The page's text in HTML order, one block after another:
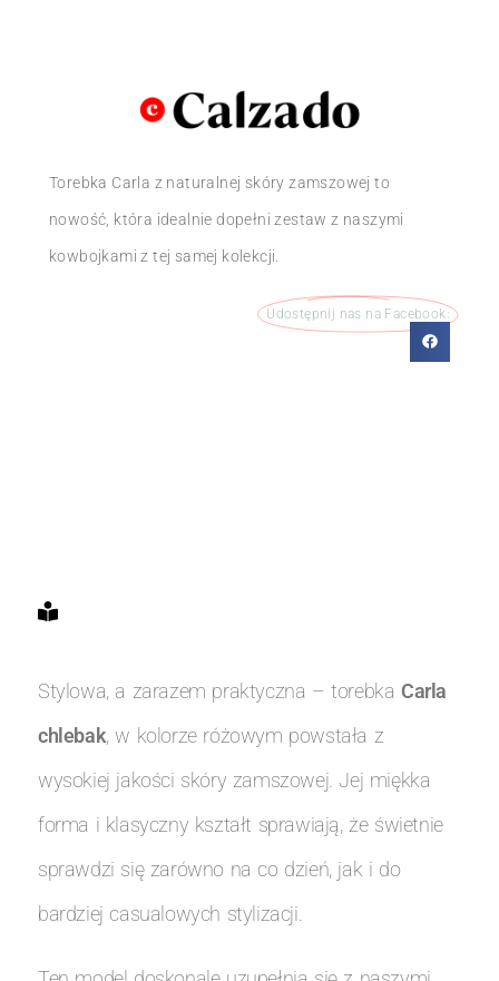
Torebka Carla z naturalnej skóry zamszowej to
nowość, która idealnie dopełni zestaw z naszymi
kowbojkami z tej samej kolekcji.
Udostępnij nas na Facebook:
Stylowa, a zarazem praktyczna – torebka Carla
chlebak, w kolorze różowym powstała z
wysokiej jakości skóry zamszowej. Jej miękka
forma i klasyczny kształt sprawiają, że świetnie
sprawdzi się zarówno na co dzień, jak i do
bardziej casualowych stylizacji.